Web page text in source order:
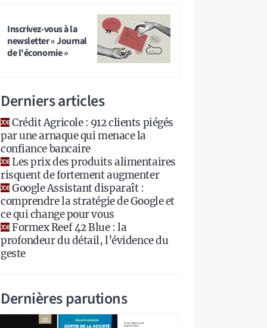
Inscrivez-vous à la
newsletter « Journal
de l'économie »
Derniers articles
Crédit Agricole : 912 clients piégés
par une arnaque qui menace la
confiance bancaire
Les prix des produits alimentaires
risquent de fortement augmenter
Google Assistant disparaît :
comprendre la stratégie de Google et
ce qui change pour vous
Formex Reef 42 Blue : la
profondeur du détail, l’évidence du
geste
Dernières parutions